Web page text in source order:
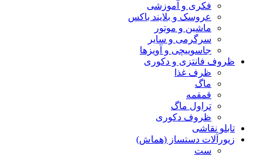
فکری و آموزشی
عروسک و بلایند باکس
ماشین و موتور
سرگرمی و سایر
جاسوییچی و آویزها
ظروف فانتزی و دکوری
ظرف غذا
ماگ
قمقمه
تراول ماگ
ظروف دکوری
تابلو نقاشی
زیورآلات دستساز (هماش)
ست